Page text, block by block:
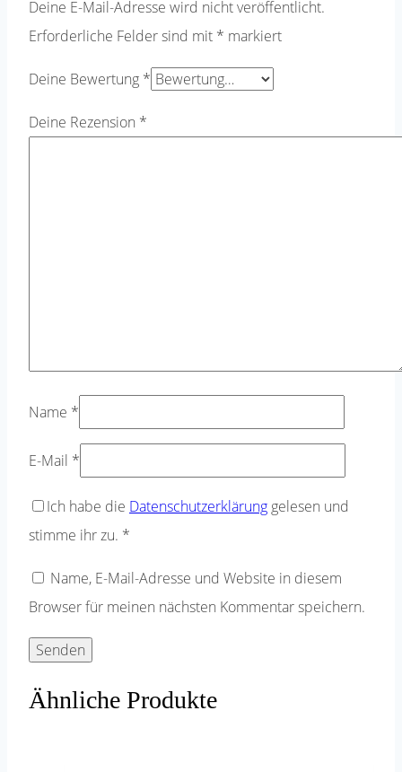
Deine E-Mail-Adresse wird nicht veröffentlicht.
Erforderliche Felder sind mit * markiert
Deine Bewertung *
Deine Rezension *
Name *
E-Mail *
Ich habe die Datenschutzerklärung gelesen und
stimme ihr zu. *
Name, E-Mail-Adresse und Website in diesem
Browser für meinen nächsten Kommentar speichern.
Ähnliche Produkte